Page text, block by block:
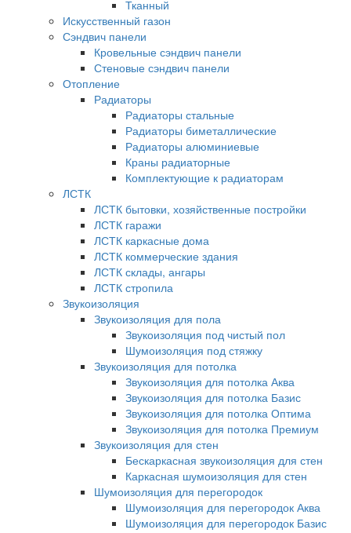
Тканный
Искусственный газон
Сэндвич панели
Кровельные сэндвич панели
Стеновые сэндвич панели
Отопление
Радиаторы
Радиаторы стальные
Радиаторы биметаллические
Радиаторы алюминиевые
Краны радиаторные
Комплектующие к радиаторам
ЛСТК
ЛСТК бытовки, хозяйственные постройки
ЛСТК гаражи
ЛСТК каркасные дома
ЛСТК коммерческие здания
ЛСТК склады, ангары
ЛСТК стропила
Звукоизоляция
Звукоизоляция для пола
Звукоизоляция под чистый пол
Шумоизоляция под стяжку
Звукоизоляция для потолка
Звукоизоляция для потолка Аква
Звукоизоляция для потолка Базис
Звукоизоляция для потолка Оптима
Звукоизоляция для потолка Премиум
Звукоизоляция для стен
Бескаркасная звукоизоляция для стен
Каркасная шумоизоляция для стен
Шумоизоляция для перегородок
Шумоизоляция для перегородок Аква
Шумоизоляция для перегородок Базис